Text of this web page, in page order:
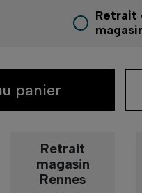
Retrait
panier
Retrait
magasin
Rennes